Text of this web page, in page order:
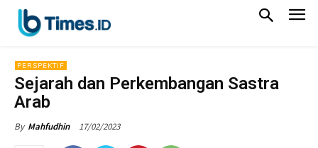
PERSPEKTIF
Sejarah dan Perkembangan Sastra
Arab
By Mahfudhin 17/02/2023